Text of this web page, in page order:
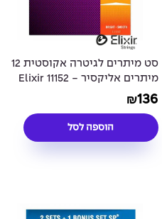
סט מיתרים לגיטרה אקוסטית 12
מיתרים אליקסיר - Elixir 11152
Acoustic 80/20 Bronze 12-
₪136
הוספה לסל